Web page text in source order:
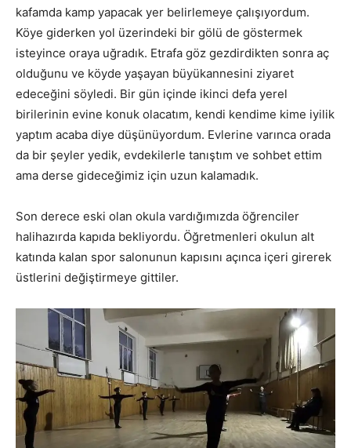
kafamda kamp yapacak yer belirlemeye çalışıyordum.
Köye giderken yol üzerindeki bir gölü de göstermek
isteyince oraya uğradık. Etrafa göz gezdirdikten sonra aç
olduğunu ve köyde yaşayan büyükannesini ziyaret
edeceğini söyledi. Bir gün içinde ikinci defa yerel
birilerinin evine konuk olacatım, kendi kendime kime iyilik
yaptım acaba diye düşünüyordum. Evlerine varınca orada
da bir şeyler yedik, evdekilerle tanıştım ve sohbet ettim
ama derse gideceğimiz için uzun kalamadık.
Son derece eski olan okula vardığımızda öğrenciler
halihazırda kapıda bekliyordu. Öğretmenleri okulun alt
katında kalan spor salonunun kapısını açınca içeri girerek
üstlerini değiştirmeye gittiler.